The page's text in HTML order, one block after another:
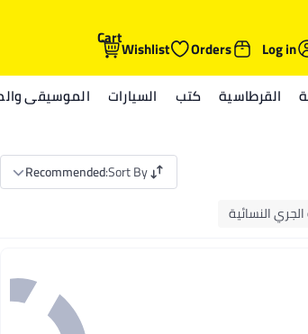
Log in
Orders
Wishlist
Cart
القرطاسية كتب السيارات الموسيقى
Sort By
:
Recommended
النسائية